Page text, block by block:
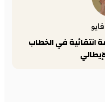
انتقائية في الخطاب